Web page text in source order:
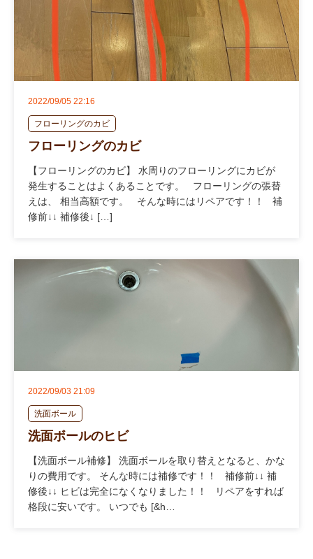
2022/09/05 22:16
フローリングのカビ
フローリングのカビ
【フローリングのカビ】 水周りのフローリングにカビが
発生することはよくあることです。 フローリングの張替
えは、 相当高額です。 そんな時にはリペアです！！ 補
修前↓↓ 補修後↓ […]
2022/09/03 21:09
洗面ボール
洗面ボールのヒビ
【洗面ボール補修】 洗面ボールを取り替えとなると、かな
りの費用です。 そんな時には補修です！！ 補修前↓↓ 補
修後↓↓ ヒビは完全になくなりました！！ リペアをすれば
格段に安いです。 いつでも [&h…